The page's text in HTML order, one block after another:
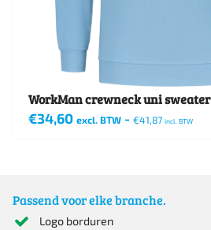
productpagina
WorkMan crewneck uni sweater
€34,60 excl. BTW - €41,87 incl. BTW
meerdere
Passend voor elke branche.
Logo borduren